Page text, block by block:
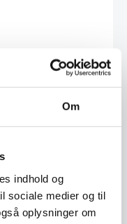
Om
indhold og
sociale medier og til
oplysninger om
her